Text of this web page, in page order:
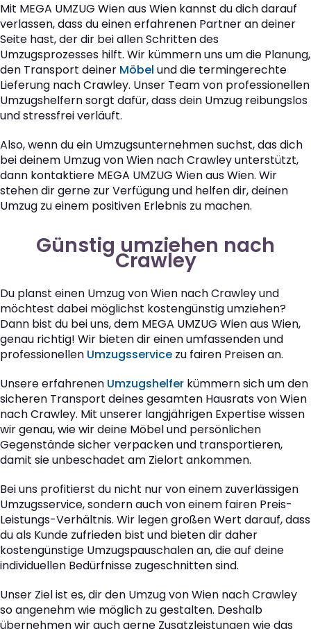
Mit MEGA UMZUG Wien aus Wien kannst du dich darauf
verlassen, dass du einen erfahrenen Partner an deiner
Seite hast, der dir bei allen Schritten des
Umzugsprozesses hilft. Wir kümmern uns um die Planung,
den Transport deiner Möbel und die termingerechte
Lieferung nach Crawley. Unser Team von professionellen
Umzugshelfern sorgt dafür, dass dein Umzug reibungslos
und stressfrei verläuft.
Also, wenn du ein Umzugsunternehmen suchst, das dich
bei deinem Umzug von Wien nach Crawley unterstützt,
dann kontaktiere MEGA UMZUG Wien aus Wien. Wir
stehen dir gerne zur Verfügung und helfen dir, deinen
Umzug zu einem positiven Erlebnis zu machen.
Günstig umziehen nach
Crawley
Du planst einen Umzug von Wien nach Crawley und
möchtest dabei möglichst kostengünstig umziehen?
Dann bist du bei uns, dem MEGA UMZUG Wien aus Wien,
genau richtig! Wir bieten dir einen umfassenden und
professionellen Umzugsservice zu fairen Preisen an.
Unsere erfahrenen Umzugshelfer kümmern sich um den
sicheren Transport deines gesamten Hausrats von Wien
nach Crawley. Mit unserer langjährigen Expertise wissen
wir genau, wie wir deine Möbel und persönlichen
Gegenstände sicher verpacken und transportieren,
damit sie unbeschadet am Zielort ankommen.
Bei uns profitierst du nicht nur von einem zuverlässigen
Umzugsservice, sondern auch von einem fairen Preis-
Leistungs-Verhältnis. Wir legen großen Wert darauf, dass
du als Kunde zufrieden bist und bieten dir daher
kostengünstige Umzugspauschalen an, die auf deine
individuellen Bedürfnisse zugeschnitten sind.
Unser Ziel ist es, dir den Umzug von Wien nach Crawley
so angenehm wie möglich zu gestalten. Deshalb
übernehmen wir auch gerne Zusatzleistungen wie das